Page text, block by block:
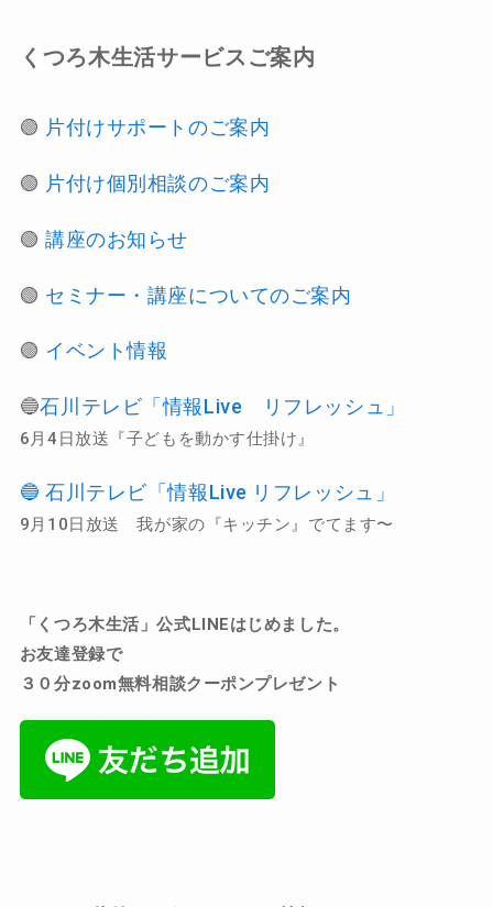
くつろ木生活サービスご案内
🟢 片付けサポートのご案内
🟢 片付け個別相談のご案内
🟢講座のお知らせ
🟢 セミナー・講座についてのご案内
🟢 イベント情報
🔵石川テレビ「情報Live リフレッシュ」
6月4日放送『子どもを動かす仕掛け』
🔵 石川テレビ「情報Live リフレッシュ」
9月10日放送 我が家の『キッチン』でてます〜
「くつろ木生活」公式 LINEはじめました。
お友達登録で
３０分zoom無料相談クーポンプレゼント